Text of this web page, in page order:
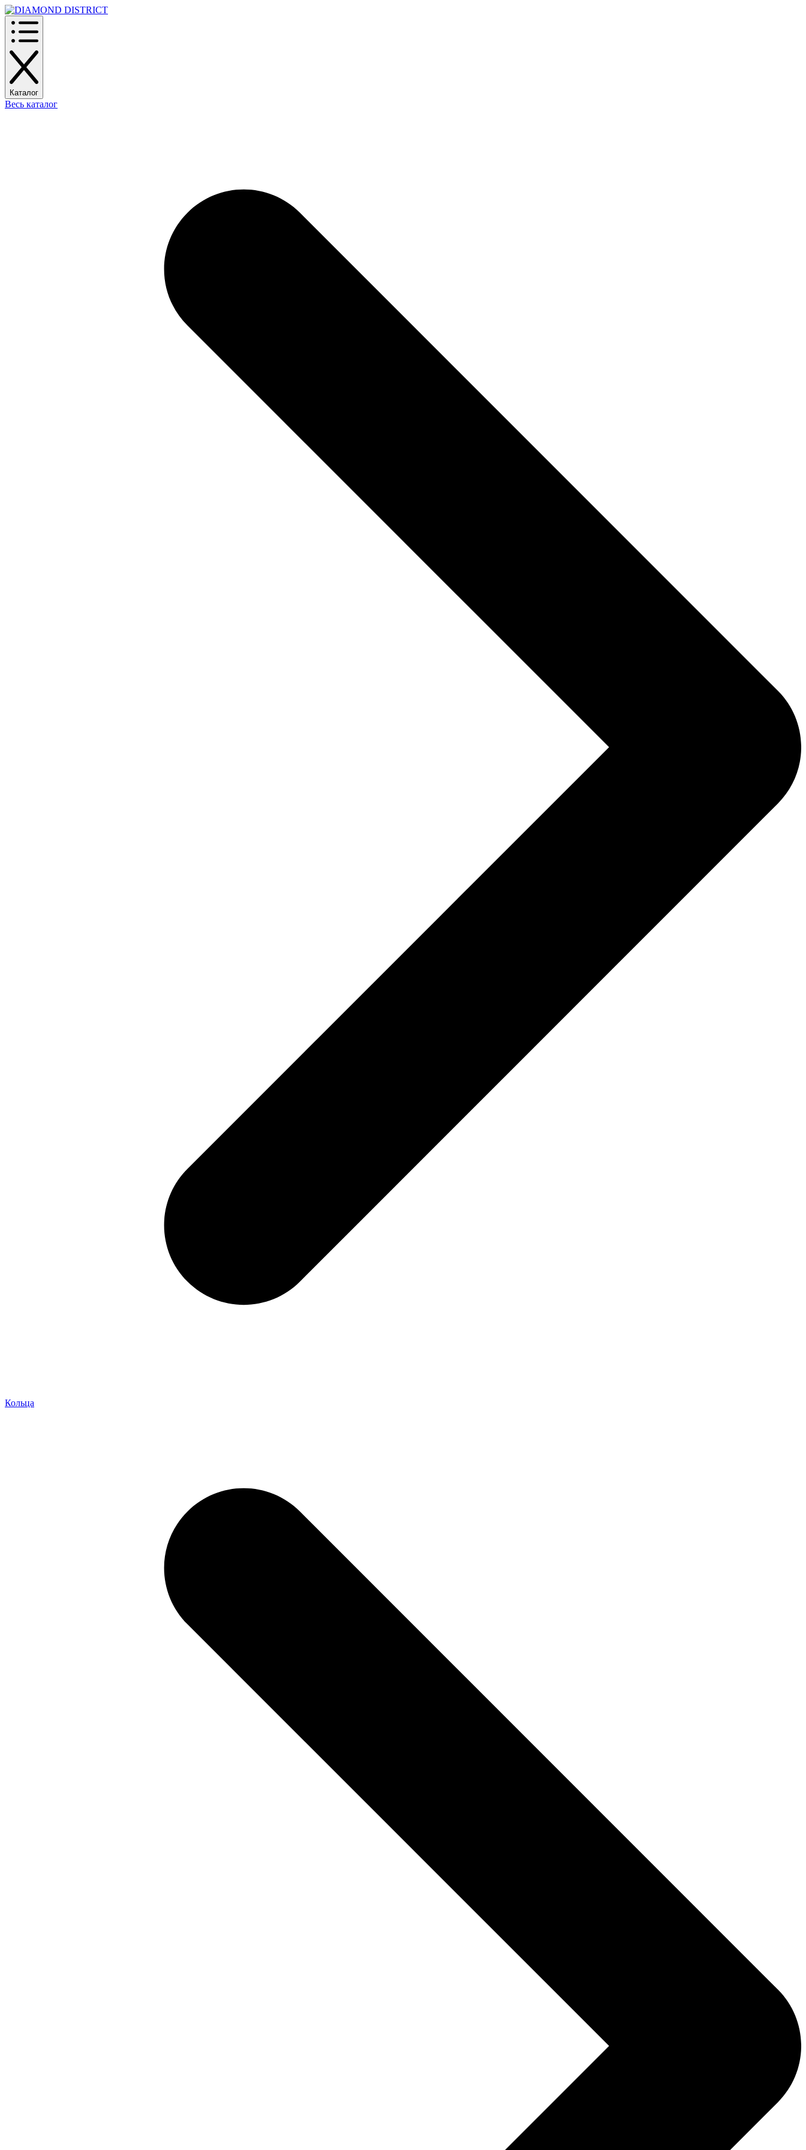
Каталог
Весь каталог
Кольца